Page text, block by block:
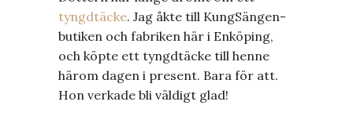
tyngdtäcke. Jag åkte till KungSängen-
butiken och fabriken här i Enköping,
och köpte ett tyngdtäcke till henne
härom dagen i present. Bara för att.
Hon verkade bli väldigt glad!